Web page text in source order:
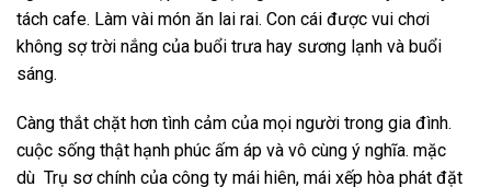
tách cafe. Làm vài món ăn lai rai. Con cái được vui chơi
không sợ trời nắng của buổi trưa hay sương lạnh và buổi
sáng.
Càng thắt chặt hơn tình cảm của mọi người trong gia đình.
cuộc sống thật hạnh phúc ấm áp và vô cùng ý nghĩa. mặc
dù Trụ sơ chính của công ty mái hiên, mái xếp hòa phát đặt